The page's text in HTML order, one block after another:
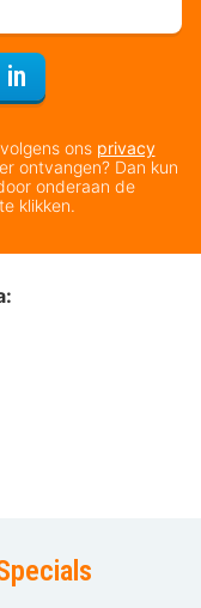
ons privacy
ontvangen? Dan kun
onderaan de
klikken.